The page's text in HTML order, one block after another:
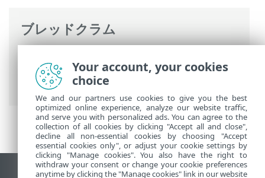
ブレッドクラム
Antivirus for Linux>設定 >ユーザーイン
タフェース> アプリケーションステータス
Your account, your cookies
choice
We and our partners use cookies to give you the best
optimized online experience, analyze our website traffic,
and serve you with personalized ads. You can agree to the
collection of all cookies by clicking "Accept all and close",
decline all non-essential cookies by choosing "Accept
essential cookies only", or adjust your cookie settings by
clicking "Manage cookies". You also have the right to
withdraw your consent or change your cookie preferences
anytime by clicking the "Manage cookies" link in our website